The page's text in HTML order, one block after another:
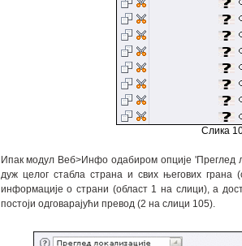
Слика
Ипак модул Веб>Инфо одабиром опције 'Преглед
дуж целог стабла страна и свих његових грана
информације о страни (област 1 на слици), а
постоји одговарајући превод (2 на слици 105).